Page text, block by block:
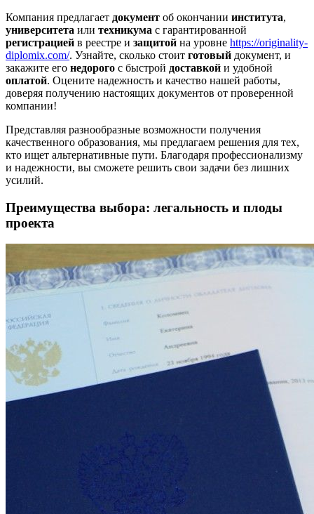
Компания предлагает документ об окончании института,
университета или техникума с гарантированной
регистрацией в реестре и защитой на уровне https://originality-
diplomix.com/. Узнайте, сколько стоит готовый документ, и
закажите его недорого с быстрой доставкой и удобной
оплатой. Оцените надежность и качество нашей работы,
доверяя получению настоящих документов от проверенной
компании!
Представляя разнообразные возможности получения
качественного образования, мы предлагаем решения для тех,
кто ищет альтернативные пути. Благодаря профессионализму
и надежности, вы сможете решить свои задачи без лишних
усилий.
Преимущества выбора: легальность и плоды
проекта